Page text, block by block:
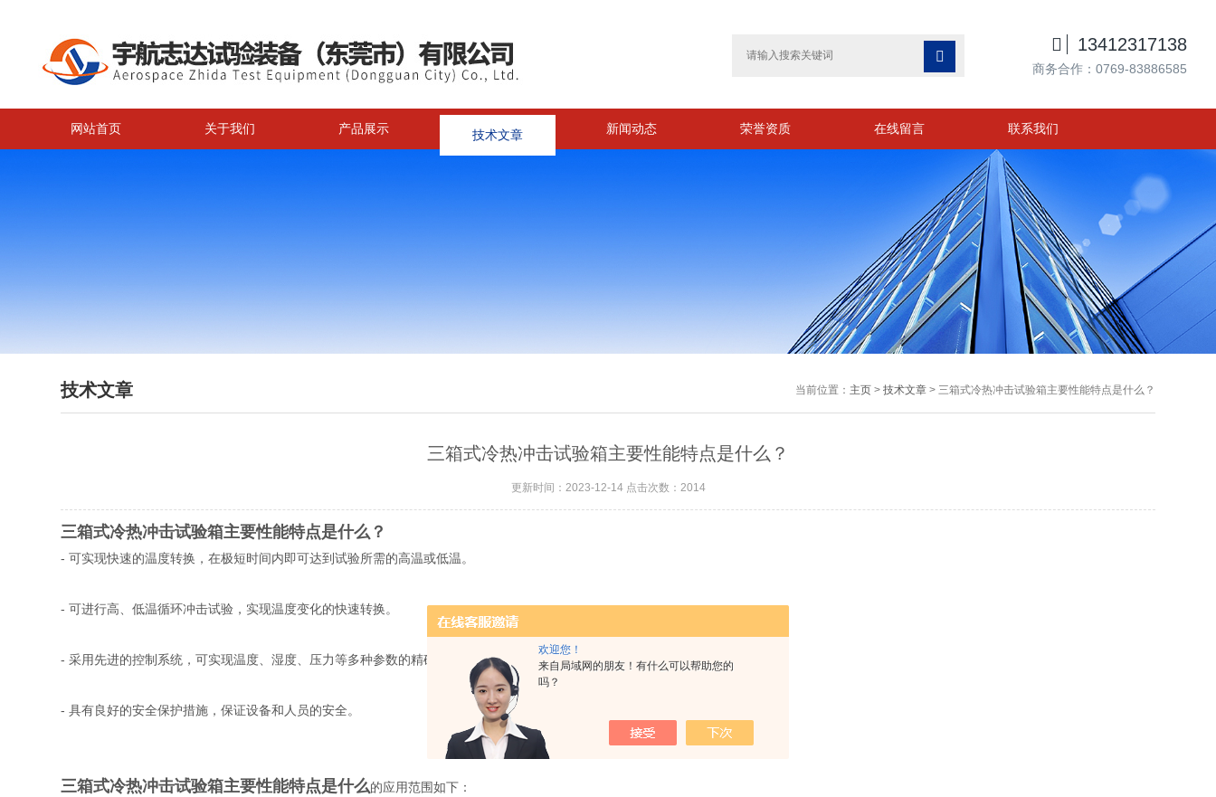
欢迎您！
来自局域网的朋友！有什么可以帮助您的
吗？

 13412317138
商务合作：0769-83886585
网站首页 关于我们 产品展示 技术文章 新闻动态 荣誉资质 在线留言 联系我们
技术文章 当前位置： 主页> 技术文章> 三箱式冷热冲击试验箱主要性能特点是什么？
三箱式冷热冲击试验箱主要性能特点是什么？
更新时间：2023-12-14 点击次数：2014
三箱式冷热冲击试验箱主要性能特点是什么？
- 可实现快速的温度转换，在极短时间内即可达到试验所需的高温或低温。
- 可进行高、低温循环冲击试验，实现温度变化的快速转换。
- 采用先进的控制系统，可实现温度、湿度、压力等多种参数的精确控制。
- 具有良好的安全保护措施，保证设备和人员的安全。
三箱式冷热冲击试验箱主要性能特点是什么的应用范围如下：